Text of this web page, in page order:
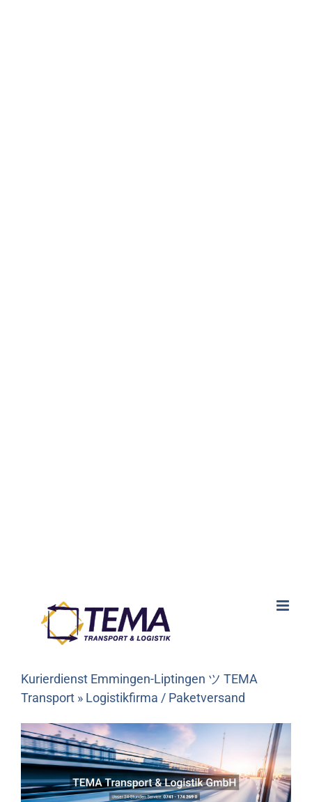
Kurierdienst Emmingen-Liptingen ツ TEMA
Transport » Logistikfirma / Paketversand